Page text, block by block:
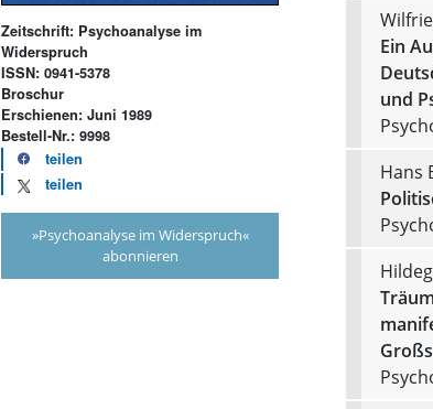
Zeitschrift: Psychoanalyse im
Widerspruch
ISSN: 0941-5378
Broschur
Erschienen: Juni 1989
Bestell-Nr.: 9998
teilen
teilen
»Psychoanalyse im Widerspruch«
abonnieren
Ein
und
Hans